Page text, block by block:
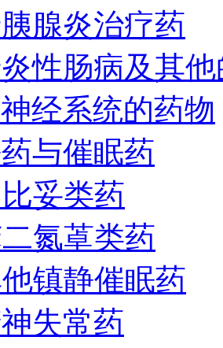
腺炎治疗药
性肠病及其
经系统的药物
与催眠药
妥类药
氮䓬类药
镇静催眠药
失常药